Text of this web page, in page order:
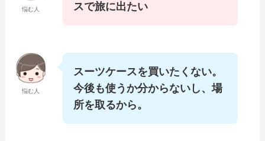
悩む人
スで旅に出たい
悩む人
スーツケースを買いたくない。
今後も使うか分からないし、場
所を取るから。